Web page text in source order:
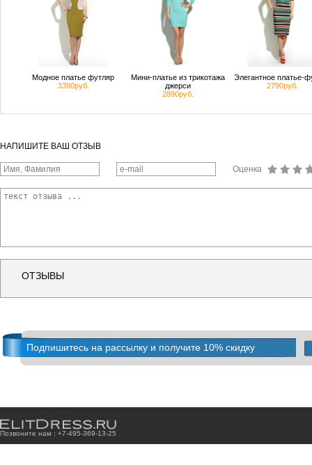
Модное платье футляр
3390руб.
Мини-платье из трикотажа
джерси
2890руб.
Элегантное платье-
2790руб.
НАПИШИТЕ ВАШ ОТЗЫВ
Оценка
ОТЗЫВЫ
Подпишитесь на рассылку и получите 10% скидку
Позвоните нам : +7-495-369-13-25